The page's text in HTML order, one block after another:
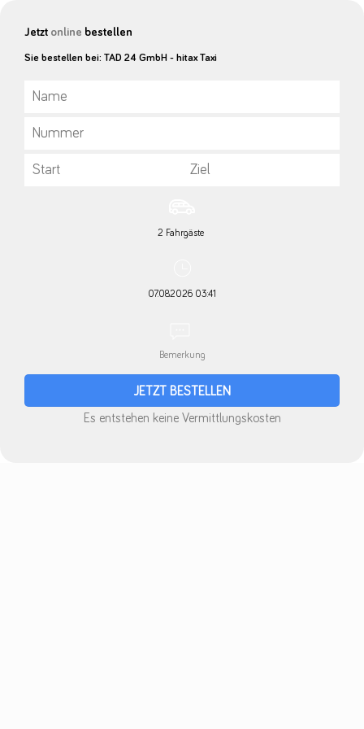
Jetzt online bestellen
Sie bestellen bei: TAD 24 GmbH - hitax Taxi
Es entstehen keine Vermittlungskosten